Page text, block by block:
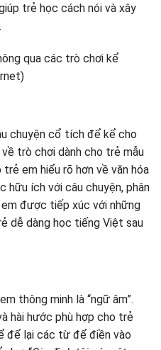
trẻ học cách nói và xây
chuyện cổ tích để kể cho
trò chơi dành cho trẻ mẫu
em hiểu rõ hơn về văn hóa
hữu ích với câu chuyện, phân
được tiếp xúc với những
dễ dàng học tiếng Việt sau
thông minh là “ngữ âm”.
hài hước phù hợp cho trẻ
để lại các từ để điền vào